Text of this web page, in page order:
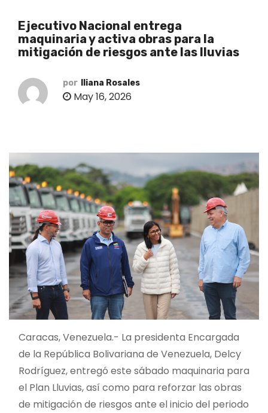
Ejecutivo Nacional entrega
maquinaria y activa obras para la
mitigación de riesgos ante las lluvias
por Iliana Rosales
May 16, 2026
Caracas, Venezuela.- La presidenta Encargada
de la República Bolivariana de Venezuela, Delcy
Rodríguez, entregó este sábado maquinaria para
el Plan Lluvias, así como para reforzar las obras
de mitigación de riesgos ante el inicio del periodo